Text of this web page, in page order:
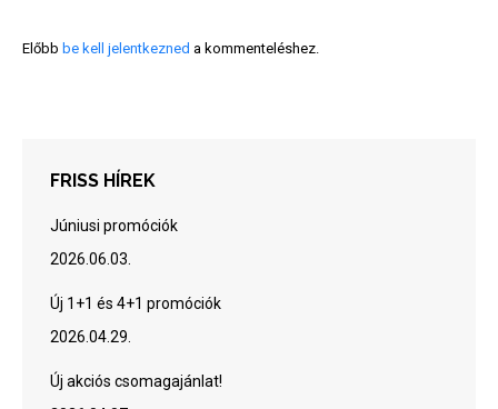
Előbb be kell jelentkezned a kommenteléshez.
FRISS HÍREK
Júniusi promóciók
2026.06.03.
Új 1+1 és 4+1 promóciók
2026.04.29.
Új akciós csomagajánlat!